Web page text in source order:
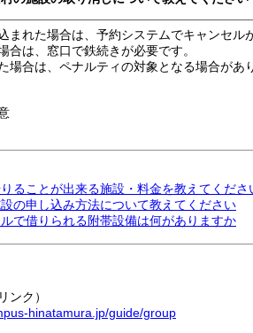
まれた場合は、予約システムでキャンセル
合は、窓口で鉄続きが必要です。
場合は、ペナルティの対象となる場合があ
ることが出来る施設・料金を教えてくださ
の申し込み方法について教えてください
で借りられる附帯設備は何がありますか
ンク）
hinatamura.jp/guide/group